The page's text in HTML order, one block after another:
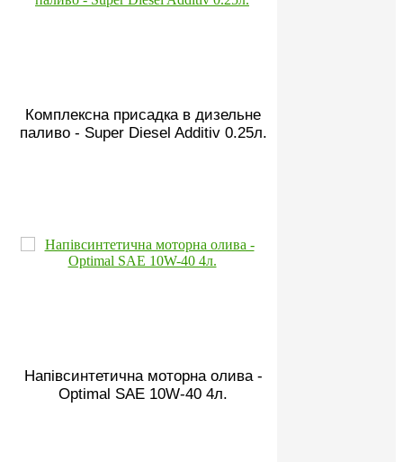
Комплексна присадка в дизельне
паливо - Super Diesel Additiv 0.25л.
Напівсинтетична моторна олива -
Optimal SAE 10W-40 4л.